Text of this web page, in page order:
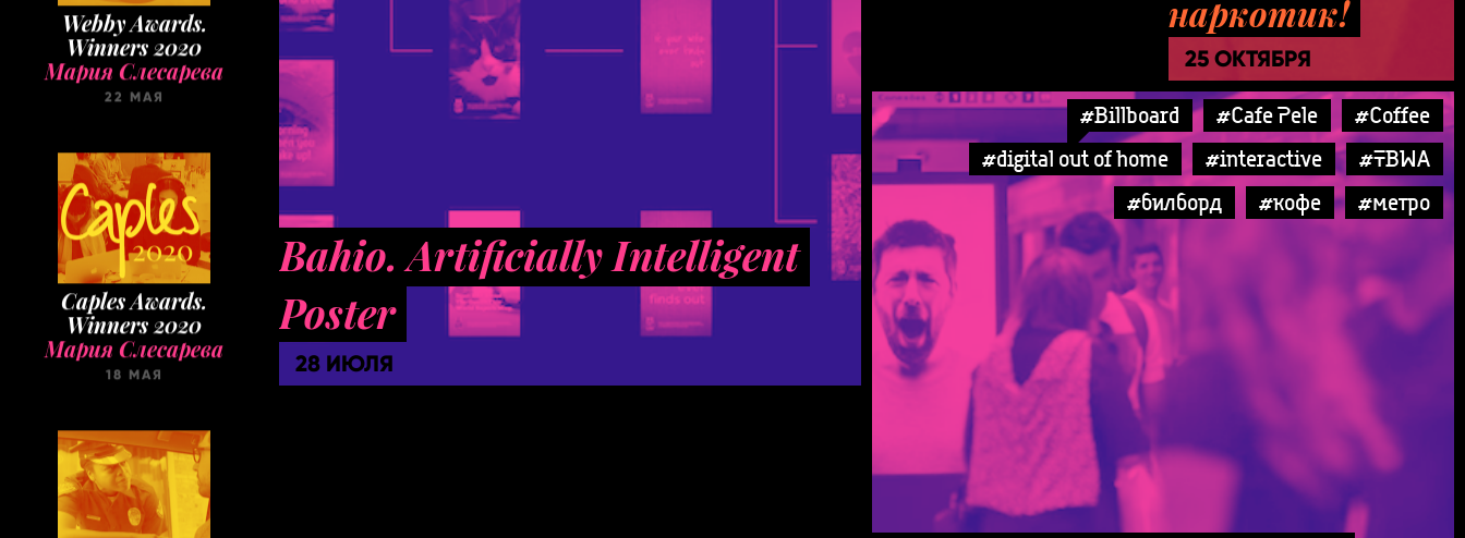
Winners 2020
Мария Слесарева
18 МАЯ
Мария Слесарева
31 МАРТА
наркотик!
25 ОКТЯБРЯ
Bahio. Artificially Intelligent
Poster
28 ИЮЛЯ
#Billboard #Cafe Pele
#Coffee
#digital out of home
#interactive
#TBWA
#билборд
#кофе #метро